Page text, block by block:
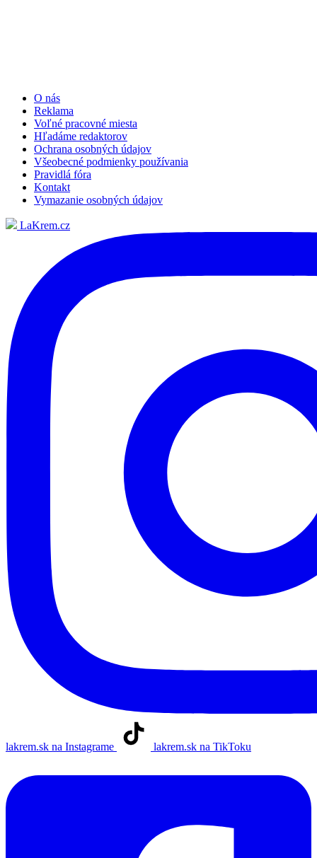
O nás
Reklama
Voľné pracovné miesta
Hľadáme redaktorov
Ochrana osobných údajov
Všeobecné podmienky používania
Pravidlá fóra
Kontakt
Vymazanie osobných údajov
LaKrem.cz
lakrem.sk na Instagrame lakrem.sk na TikToku